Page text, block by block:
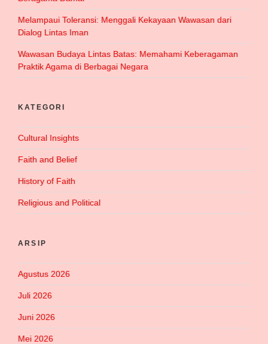
Melampaui Toleransi: Menggali Kekayaan Wawasan dari
Dialog Lintas Iman
Wawasan Budaya Lintas Batas: Memahami Keberagaman
Praktik Agama di Berbagai Negara
KATEGORI
Cultural Insights
Faith and Belief
History of Faith
Religious and Political
ARSIP
Agustus 2026
Juli 2026
Juni 2026
Mei 2026